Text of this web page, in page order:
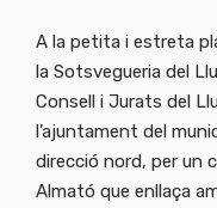
A la petita i estreta
la Sotsvegueria del
Consell i Jurats del
l’ajuntament del
direcció nord, per un
Almató que enllaça